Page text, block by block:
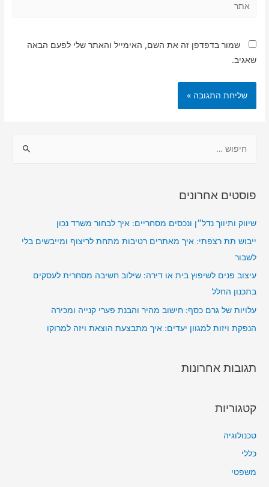
שמור בדפדפן זה את השם, האימייל והאתר שלי לפעם הבאה
שאגיב.
:
פוסטים אחרונים
שיווק ותיווך נדל״ן ונכסים מסחריים: איך לבחור משרד נכון
ייבוש תת רצפתי: איך מאתרים רטיבות מתחת לריצוף ומייבשים בלי
לשבור
עיצוב פנים לשיפוץ בית או דירה: שילוב חשיבה מסחרית לעסקים
בתכנון החלל
עלויות של גרם כסף: חישוב מהיר והבנת פערי קנייה ומכירה
הנפקת ויזות למגוון יעדים: איך מתבצעת הוצאת ויזה למרוקו
תגובות אחרונות
קטגוריות
טכנולוגיה
כללי
משפטי